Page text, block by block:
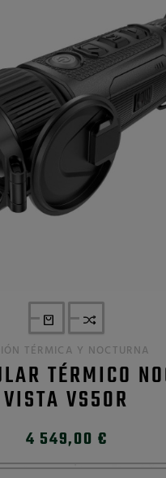
TÉRMICA Y NOCTURNA
TÉRMICO
VISTA VS50R
4 549,00 €